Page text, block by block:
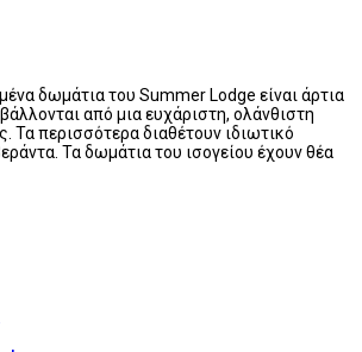
δωμάτια του Summer Lodge είναι άρτια
από μια ευχάριστη, ολάνθιστη
Τα περισσότερα διαθέτουν ιδιωτικό
Τα δωμάτια του ισογείου έχουν θέα